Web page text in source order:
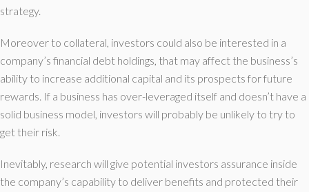
strategy.
Moreover to collateral, investors could also be interested in a
company’s financial debt holdings, that may affect the business’s
ability to increase additional capital and its prospects for future
rewards. If a business has over-leveraged itself and doesn’t have a
solid business model, investors will probably be unlikely to try to
get their risk.
Inevitably, research will give potential investors assurance inside
the company’s capability to deliver benefits and protected their